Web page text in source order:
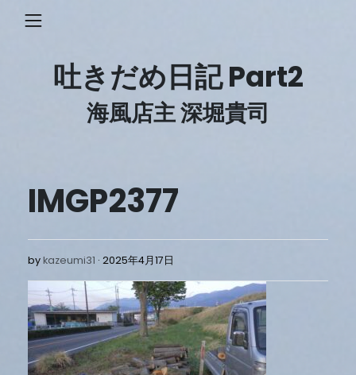
吐きだめ日記 Part2
海風店主 深堀貴司
IMGP2377
bykazeumi31 2025年4月17日
4
月
17